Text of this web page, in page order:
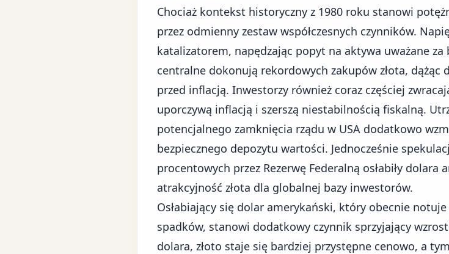
Chociaż kontekst historyczny z 1980 roku stanowi
przez odmienny zestaw współczesnych czynników.
katalizatorem, napędzając popyt na aktywa uważane
centralne dokonują rekordowych zakupów złota, dążąc
przed inflacją. Inwestorzy również coraz częściej
uporczywą inflacją i szerszą niestabilnością fiskalną.
potencjalnego zamknięcia rządu w USA dodatkowo
bezpiecznego depozytu wartości. Jednocześnie
procentowych przez Rezerwę Federalną osłabiły
atrakcyjność złota dla globalnej bazy inwestorów.
Osłabiający się dolar amerykański, który obecnie notuje
spadków, stanowi dodatkowy czynnik sprzyjający
dolara, złoto staje się bardziej przystępne cenowo, a